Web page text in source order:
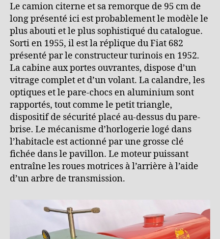
Le camion citerne et sa remorque de 95 cm de
long présenté ici est probablement le modèle le
plus abouti et le plus sophistiqué du catalogue.
Sorti en 1955, il est la réplique du Fiat 682
présenté par le constructeur turinois en 1952.
La cabine aux portes ouvrantes, dispose d’un
vitrage complet et d’un volant. La calandre, les
optiques et le pare-chocs en aluminium sont
rapportés, tout comme le petit triangle,
dispositif de sécurité placé au-dessus du pare-
brise. Le mécanisme d’horlogerie logé dans
l’habitacle est actionné par une grosse clé
fichée dans le pavillon. Le moteur puissant
entraîne les roues motrices à l’arrière à l’aide
d’un arbre de transmission.